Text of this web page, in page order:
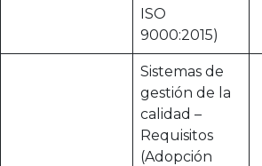
ISO
9000:2015)
Sistemas de
gestión de la
calidad –
Requisitos
(Adopción